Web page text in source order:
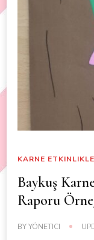
KARNE
Baykuş
Raporu
BYYÖNETICI